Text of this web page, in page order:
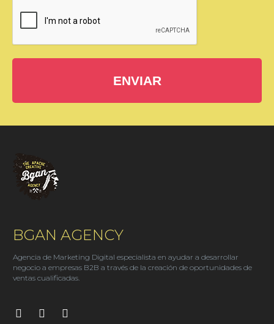
ENVIAR
BGAN AGENCY
Agencia de Marketing Digital especialista en ayudar a desarrollar
negocio a empresas B2B a través de la creación de oportunidades de
ventas cualificadas.